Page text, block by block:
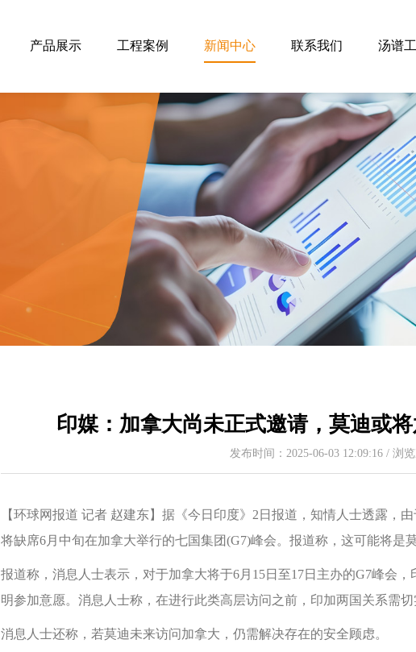
产品展示 工程案例 新闻中心 联系我们 汤谱
印媒：加拿大尚未正式邀请，莫迪或
发布时间：2025-06-03 12:09:16 / 浏览
【环球网报道 记者 赵建东】据《今日印度》2日报道，知情人士透露，
将缺席6月中旬在加拿大举行的七国集团(G7)峰会。报道称，这可能将是
报道称，消息人士表示，对于加拿大将于6月15日至17日主办的G7峰会
明参加意愿。消息人士称，在进行此类高层访问之前，印加两国关系需切
消息人士还称，若莫迪未来访问加拿大，仍需解决存在的安全顾虑。